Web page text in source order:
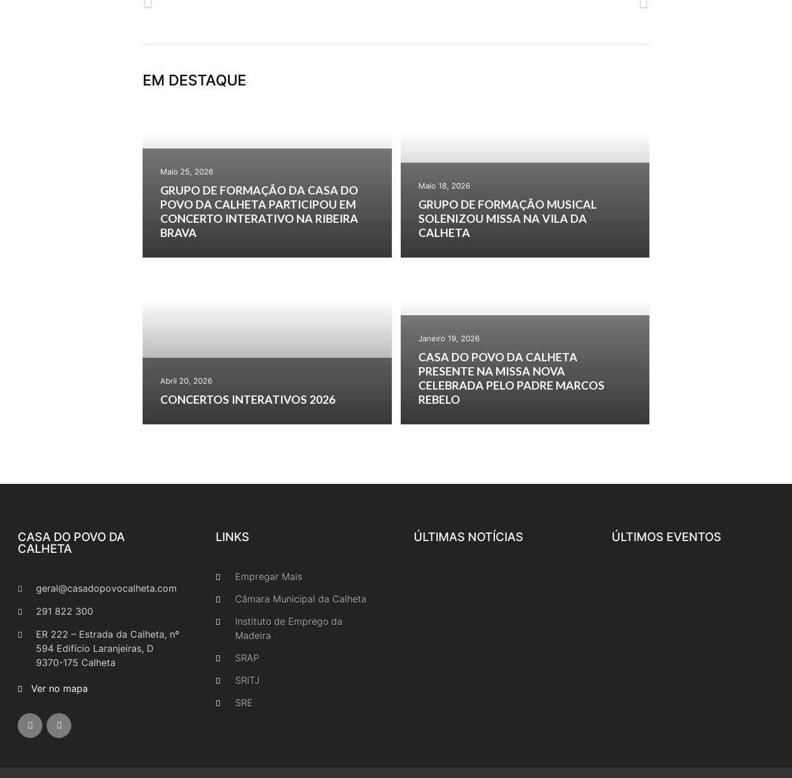
EM DESTAQUE
Maio 25, 2026
GRUPO DE FORMAÇÃO DA CASA DO
POVO DA CALHETA PARTICIPOU EM
CONCERTO INTERATIVO NA RIBEIRA
BRAVA
Maio 18, 2026
GRUPO DE FORMAÇÃO MUSICAL
SOLENIZOU MISSA NA VILA DA
CALHETA
Abril 20, 2026
CONCERTOS INTERATIVOS 2026
Janeiro 19, 2026
CASA DO POVO DA CALHETA
PRESENTE NA MISSA NOVA
CELEBRADA PELO PADRE MARCOS
REBELO
CASA DO POVO DA
CALHETA
geral@casadopovocalheta.com
291 822 300
ER 222 – Estrada da Calheta, nº
594 Edifício Laranjeiras, D
9370-175 Calheta
Ver no mapa
LINKS
Empregar Mais
Câmara Municipal da Calheta
Instituto de Emprego da
Madeira
SRAP
SRITJ
SRE
ÚLTIMAS NOTÍCIAS ÚLTIMOS EVENTOS